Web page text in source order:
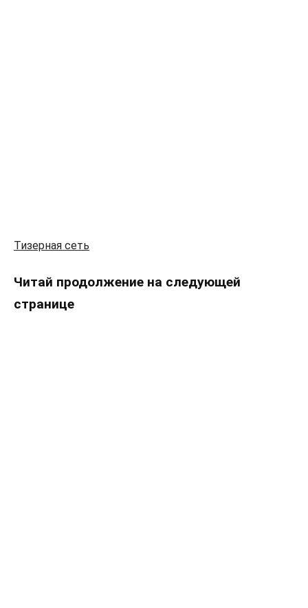
Тизерная сеть
Читай продолжение на следующей
странице